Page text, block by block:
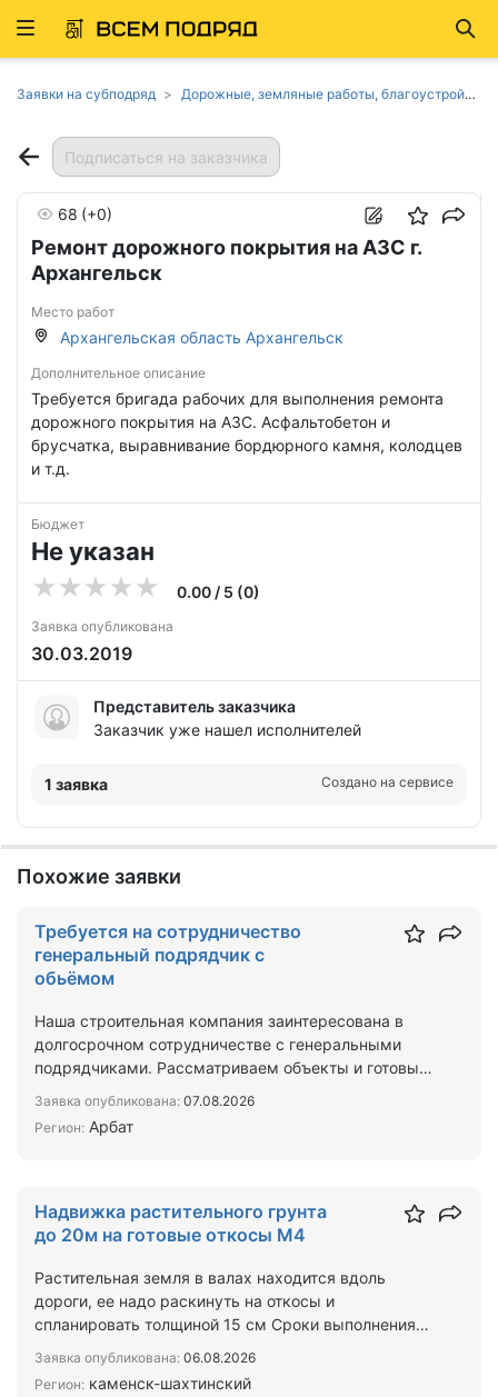
Развернуть
Заявки на субподряд Дорожные, земляные работы, благоустройство в Архангельской области
Подписаться на заказчика
Ремонт дорожного покрытия на АЗС г.
Архангельск
68 (+0)
Место работ
Архангельская область Архангельск
Дополнительное описание
Требуется бригада рабочих для выполнения ремонта
дорожного покрытия на АЗС. Асфальтобетон и
брусчатка, выравнивание бордюрного камня, колодцев
и т.д.
Бюджет
Не указан
0.00 / 5 (0)
Заявка опубликована
30.03.2019
Представитель заказчика
Заказчик уже нашел исполнителей
1 заявка Создано на сервисе
Похожие заявки
Требуется на сотрудничество
генеральный подрядчик с
обьёмом
Наша строительная компания заинтересована в
долгосрочном сотрудничестве с генеральными
подрядчиками. Рассматриваем объекты и готовы
Заявка опубликована: 07.08.2026
Регион: Арбат
Надвижка растительного грунта
до 20м на готовые откосы М4
Растительная земля в валах находится вдоль
дороги, ее надо раскинуть на откосы и
спланировать толщиной 15 см Сроки выполнения
Заявка опубликована: 06.08.2026
Регион: каменск-шахтинский